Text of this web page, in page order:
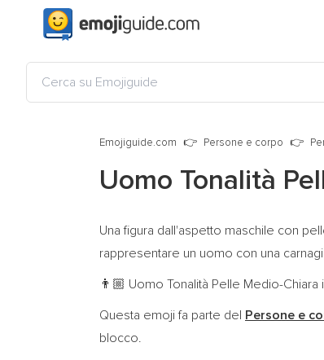
Emojiguide.com Persone e corpo
Uomo Tonalità
Una figura dall'aspetto maschile con
rappresentare un uomo con una
👨🏼 Uomo Tonalità Pelle Medio-
Questa emoji fa parte del Persone e
blocco.